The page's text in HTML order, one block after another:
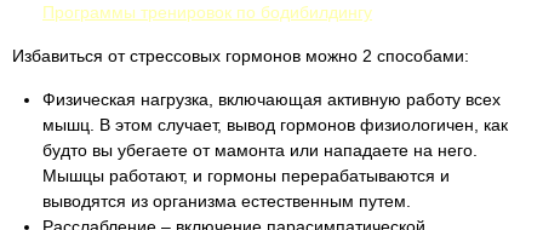
Программы тренировок по бодибилдингу
Избавиться от стрессовых гормонов можно 2 способами:
Физическая нагрузка, включающая активную работу всех
мышц. В этом случает, вывод гормонов физиологичен, как
будто вы убегаете от мамонта или нападаете на него.
Мышцы работают, и гормоны перерабатываются и
выводятся из организма естественным путем.